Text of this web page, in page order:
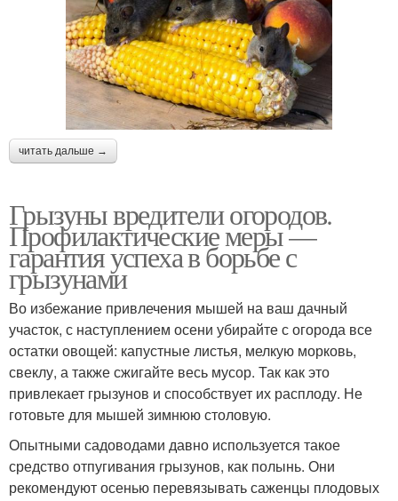
читать дальше →
Грызуны вредители огородов.
Профилактические меры —
гарантия успеха в борьбе с
грызунами
Во избежание привлечения мышей на ваш дачный
участок, с наступлением осени убирайте с огорода все
остатки овощей: капустные листья, мелкую морковь,
свеклу, а также сжигайте весь мусор. Так как это
привлекает грызунов и способствует их расплоду. Не
готовьте для мышей зимнюю столовую.
Опытными садоводами давно используется такое
средство отпугивания грызунов, как полынь. Они
рекомендуют осенью перевязывать саженцы плодовых